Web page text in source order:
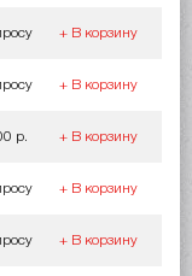
+ В корзину
+ В корзину
р. + В корзину
+ В корзину
+ В корзину